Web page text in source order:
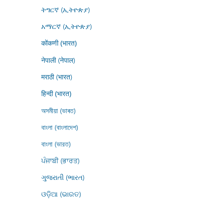
ትግርኛ (ኢትዮጵያ)
አማርኛ (ኢትዮጵያ)
कोंकणी (भारत)
नेपाली (नेपाल)
मराठी (भारत)
हिन्दी (भारत)
অসমীয়া (ভাৰত)
বাংলা (বাংলাদেশ)
বাংলা (ভারত)
ਪੰਜਾਬੀ (ਭਾਰਤ)
ગુજરાતી (ભારત)
ଓଡ଼ିଆ (ଭାରତ)